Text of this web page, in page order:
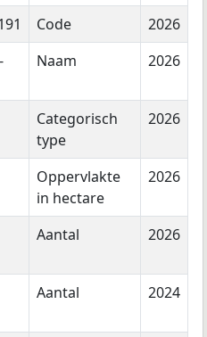
Code
2026
Naam 2026
Categorisch
type
2026
Oppervlakte
in hectare
2026
Aantal 2026
Aantal 2024